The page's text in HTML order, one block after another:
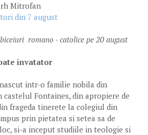
Mitrofan
din 7 august
romano - catolice pe 20 august
invatator
intr-o familie nobila din
castelul Fontaines, din apropiere de
frageda tinerete la colegiul din
prin pietatea si setea sa de
si-a inceput studiile in teologie si